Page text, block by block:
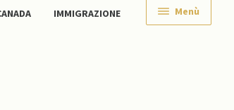
IMMIGRAZIONE Menù